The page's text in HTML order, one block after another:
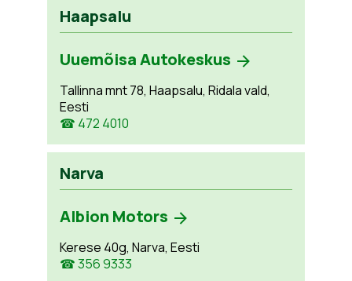
Haapsalu
Uuemõisa Autokeskus
Tallinna mnt 78, Haapsalu, Ridala vald,
Eesti
☎ 472 4010
Narva
Albion Motors
Kerese 40g, Narva, Eesti
☎ 356 9333